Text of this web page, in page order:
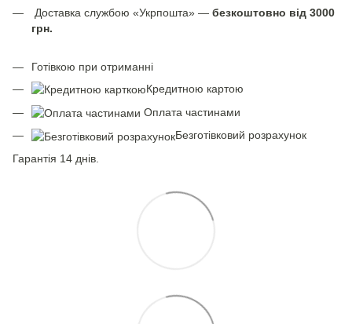
Доставка службою «Укрпошта» — безкоштовно від 3000
грн.
Готівкою при отриманні
Кредитною картою
Оплата частинами
Безготівковий розрахунок
Гарантія 14 днів.